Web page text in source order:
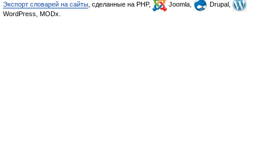
Экспорт словарей на сайты , сделанные на PHP, Joomla,
Drupal,
WordPress, MODx.